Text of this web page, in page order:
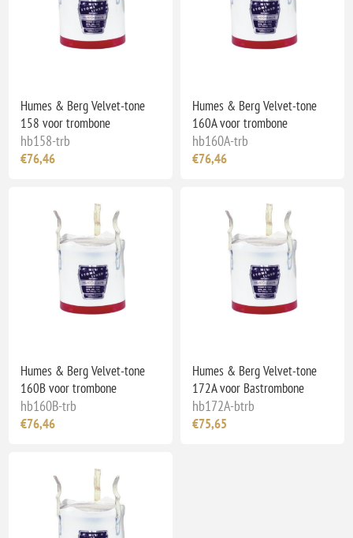
Humes & Berg Velvet-tone
158 voor trombone
hb158-trb
€76,46
Humes & Berg Velvet-tone
160A voor trombone
hb160A-trb
€76,46
Humes & Berg Velvet-tone
160B voor trombone
hb160B-trb
€76,46
Humes & Berg Velvet-tone
172A voor Bastrombone
hb172A-btrb
€75,65